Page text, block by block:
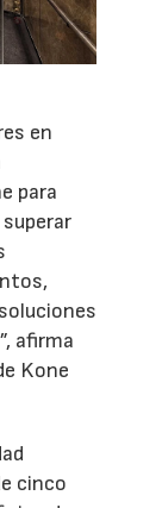
en
para
afirma
Kone
cinco